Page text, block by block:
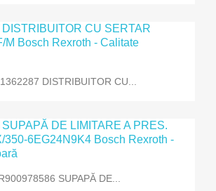
DISTRIBUITOR CU...
SUPAPĂ DE...